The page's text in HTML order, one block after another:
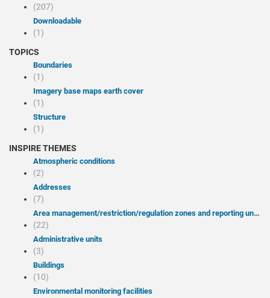
(207)
Downloadable
(1)
TOPICS
Boundaries
(1)
Imagery base maps earth cover
(1)
Structure
(1)
INSPIRE THEMES
Atmospheric conditions
(2)
Addresses
(7)
Area management/restriction/regulation zones and reporting units
(22)
Administrative units
(3)
Buildings
(10)
Environmental monitoring facilities